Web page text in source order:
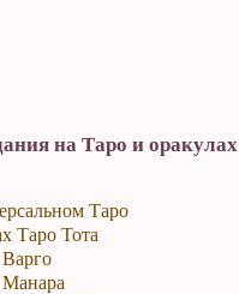
на Таро и оракулах
Таро
Таро Тота